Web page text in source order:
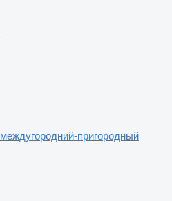
междугородний-пригородный